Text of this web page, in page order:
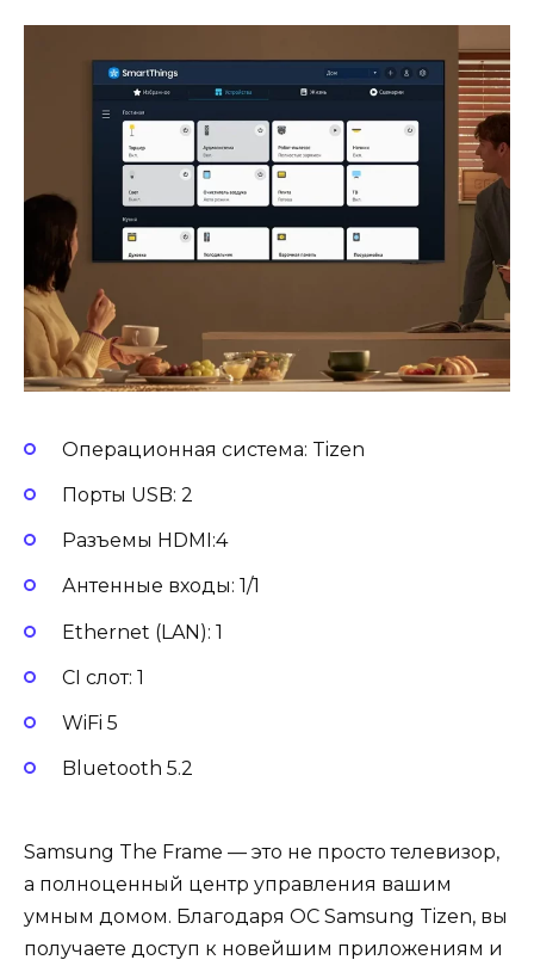
Операционная система: Tizen
Порты USB: 2
Разъемы HDMI:4
Антенные входы: 1/1
Ethernet (LAN): 1
CI слот: 1
WiFi 5
Bluetooth 5.2
Samsung The Frame — это не просто телевизор,
а полноценный центр управления вашим
умным домом. Благодаря ОС Samsung Tizen, вы
получаете доступ к новейшим приложениям и